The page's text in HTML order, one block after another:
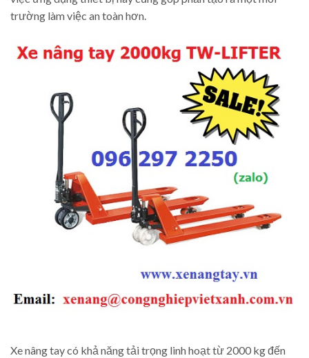
trường làm việc an toàn hơn.
Xe nâng tay có khả năng tải trọng linh hoạt từ 2000 kg đến